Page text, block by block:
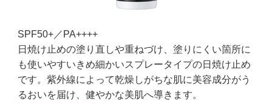
SPF50+／PA++++
日焼け止めの塗り直しや重ねづけ、塗りにくい箇所に
も使いやすいきめ細かいスプレータイプの日焼け止め
です。紫外線によって乾燥しがちな肌に美容成分がう
るおいを届け、健やかな美肌へ導きます。